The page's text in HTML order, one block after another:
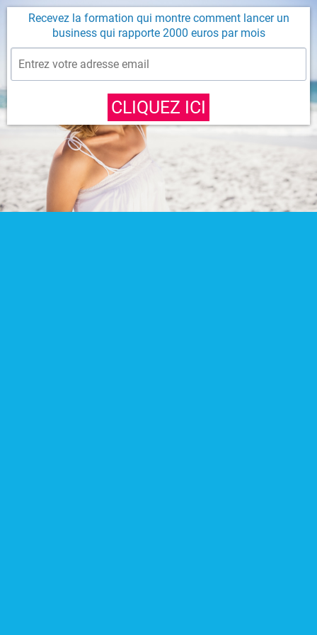
Recevez la formation qui montre comment lancer un
business qui rapporte 2000 euros par mois
CLIQUEZ ICI